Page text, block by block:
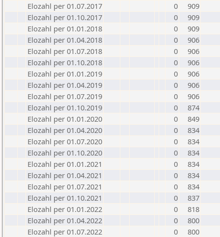
Elozahl per 01.07.2017
0
909
Elozahl per 01.10.2017
0
909
Elozahl per 01.01.2018
0
909
Elozahl per 01.04.2018
0
906
Elozahl per 01.07.2018
0
906
Elozahl per 01.10.2018
0
906
Elozahl per 01.01.2019
0
906
Elozahl per 01.04.2019
0
906
Elozahl per 01.07.2019
0
906
Elozahl per 01.10.2019
0
874
Elozahl per 01.01.2020
0
849
Elozahl per 01.04.2020
0
834
Elozahl per 01.07.2020
0
834
Elozahl per 01.10.2020
0
834
Elozahl per 01.01.2021
0
834
Elozahl per 01.04.2021
0
834
Elozahl per 01.07.2021
0
834
Elozahl per 01.10.2021
0
837
Elozahl per 01.01.2022
0
818
Elozahl per 01.04.2022
0
800
Elozahl per 01.07.2022
0
800